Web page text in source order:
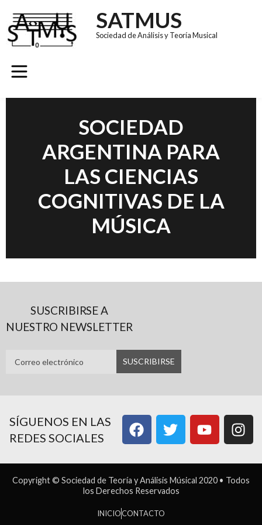
SATMUS
Sociedad de Análisis y Teoría Musical
SOCIEDAD
ARGENTINA PARA
LAS CIENCIAS
COGNITIVAS DE LA
MÚSICA
SUSCRIBIRSE A
NUESTRO NEWSLETTER
SÍGUENOS EN LAS
REDES SOCIALES
Copyright © Sociedad de Teoría y Análisis Músical 2020 • Todos
los Derechos Reservados
INICIOCONTACTO